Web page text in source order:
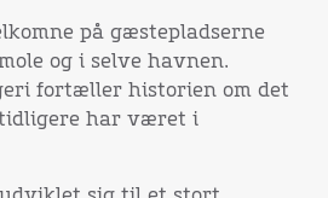
på gæstepladserne
og i selve havnen.
fortæller historien om det
har været i